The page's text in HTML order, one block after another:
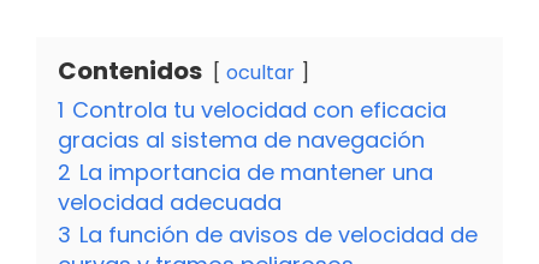
Contenidos ocultar
1 Controla tu velocidad con eficacia
gracias al sistema de navegación
2 La importancia de mantener una
velocidad adecuada
3 La función de avisos de velocidad de